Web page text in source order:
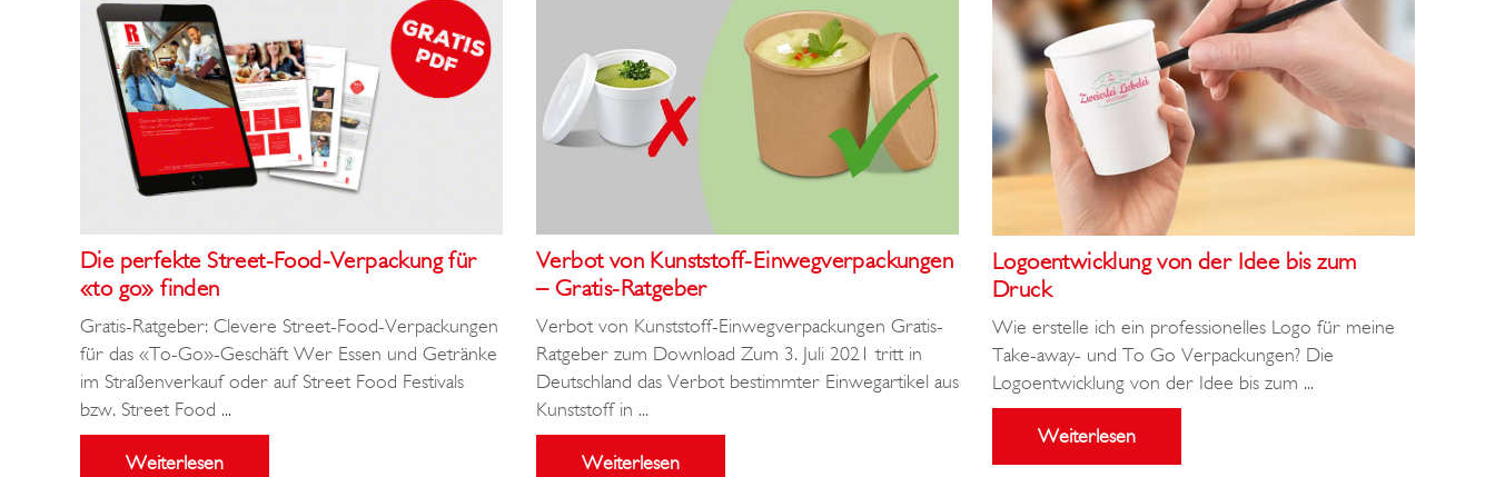
Die perfekte Street-Food-Verpackung für
«to go» finden
Gratis-Ratgeber: Clevere Street-Food-Verpackungen
für das «To-Go»-Geschäft Wer Essen und Getränke
im Straßenverkauf oder auf Street Food Festivals
bzw. Street Food ...
Weiterlesen
Verbot von Kunststoff-Einwegverpackungen
– Gratis-Ratgeber
Verbot von Kunststoff-Einwegverpackungen Gratis-
Ratgeber zum Download Zum 3. Juli 2021 tritt in
Deutschland das Verbot bestimmter Einwegartikel aus
Kunststoff in ...
Weiterlesen
Logoentwicklung von der Idee bis zum
Druck
Wie erstelle ich ein professionelles Logo für meine
Take-away- und To Go Verpackungen? Die
Logoentwicklung von der Idee bis zum ...
Weiterlesen